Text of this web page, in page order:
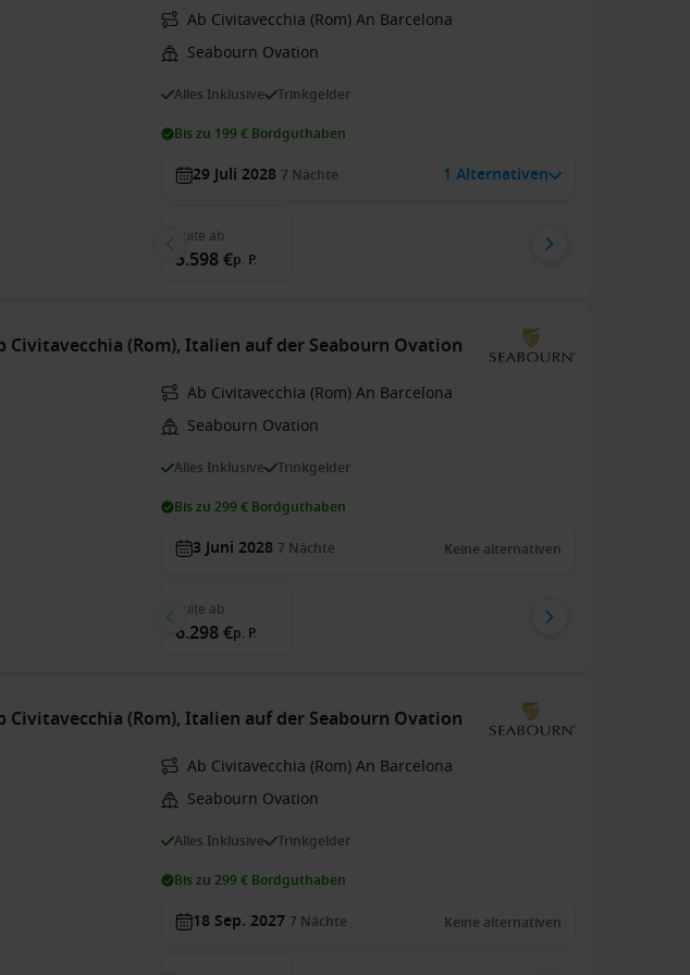
Ab Civitavecchia (Rom) An Barcelona
Seabourn Ovation
Alles Inklusive Trinkgelder
Bis zu 199 € Bordguthaben
29 Juli 2028 7 Nächte 1 Alternativen
Suite ab
5.598 €p. P.
(Rom), Italien auf der Seabourn Ovation
Ab Civitavecchia (Rom) An Barcelona
Seabourn Ovation
Alles Inklusive Trinkgelder
Bis zu 299 € Bordguthaben
3 Juni 2028 7 Nächte Keine alternativen
Suite ab
6.298 €p. P.
(Rom), Italien auf der Seabourn Ovation
Ab Civitavecchia (Rom) An Barcelona
Seabourn Ovation
Alles Inklusive Trinkgelder
Bis zu 299 € Bordguthaben
18 Sep. 2027 7 Nächte Keine alternativen